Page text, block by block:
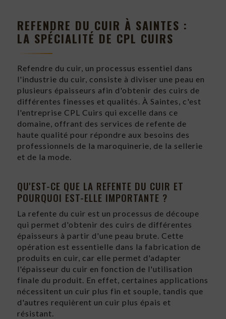
REFENDRE DU CUIR À SAINTES :
LA SPÉCIALITÉ DE CPL CUIRS
Refendre du cuir, un processus essentiel dans
l'industrie du cuir, consiste à diviser une peau en
plusieurs épaisseurs afin d'obtenir des cuirs de
différentes finesses et qualités. À Saintes, c'est
l'entreprise CPL Cuirs qui excelle dans ce
domaine, offrant des services de refente de
haute qualité pour répondre aux besoins des
professionnels de la maroquinerie, de la sellerie
et de la mode.
QU'EST-CE QUE LA REFENTE DU CUIR ET
POURQUOI EST-ELLE IMPORTANTE ?
La refente du cuir est un processus de découpe
qui permet d'obtenir des cuirs de différentes
épaisseurs à partir d'une peau brute. Cette
opération est essentielle dans la fabrication de
produits en cuir, car elle permet d'adapter
l'épaisseur du cuir en fonction de l'utilisation
finale du produit. En effet, certaines applications
nécessitent un cuir plus fin et souple, tandis que
d'autres requièrent un cuir plus épais et
résistant.